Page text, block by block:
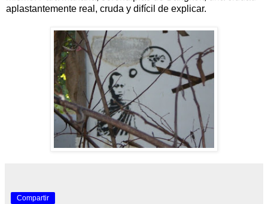
aplastantemente real, cruda y difícil de explicar.
Compartir